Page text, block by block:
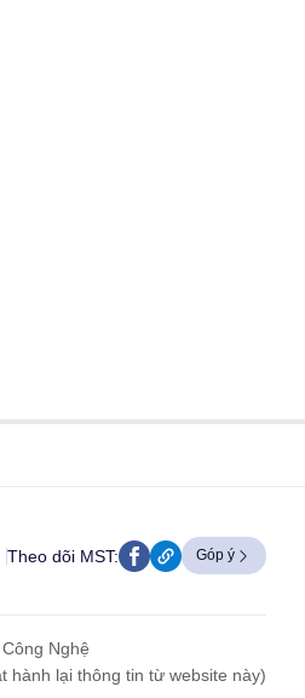
Theo dõi MST: Góp ý
Nghệ
hành lại thông tin từ website này)